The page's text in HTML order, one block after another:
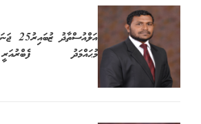
އަލްއުސްތާޛު ޒުބައިރު
މުޙައްމަދު
ފެބްރުއަރީ 2015 އަށް